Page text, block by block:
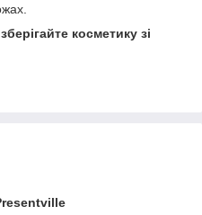
косметику зі